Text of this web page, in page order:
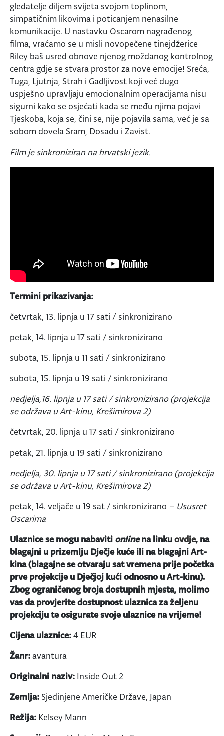
gledatelje diljem svijeta svojom toplinom,
simpatičnim likovima i poticanjem nenasilne
komunikacije. U nastavku Oscarom nagrađenog
filma, vraćamo se u misli novopečene tinejdžerice
Riley baš usred obnove njenog moždanog kontrolnog
centra gdje se stvara prostor za nove emocije! Sreća,
Tuga, Ljutnja, Strah i Gadljivost koji već dugo
uspješno upravljaju emocionalnim operacijama nisu
sigurni kako se osjećati kada se među njima pojavi
Tjeskoba, koja se, čini se, nije pojavila sama, već je sa
sobom dovela Sram, Dosadu i Zavist.
Film je sinkroniziran na hrvatski jezik.
Termini prikazivanja:
četvrtak, 13. lipnja u 17 sati / sinkronizirano
petak, 14. lipnja u 17 sati / sinkronizirano
subota, 15. lipnja u 11 sati / sinkronizirano
subota, 15. lipnja u 19 sati / sinkronizirano
nedjelja,16. lipnja u 17 sati / sinkronizirano (projekcija
se održava u Art-kinu, Krešimirova 2)
četvrtak, 20. lipnja u 17 sati / sinkronizirano
petak, 21. lipnja u 19 sati / sinkronizirano
nedjelja, 30. lipnja u 17 sati / sinkronizirano (projekcija
se održava u Art-kinu, Krešimirova 2)
petak, 14. veljače u 19 sat / sinkronizirano – Ususret
Oscarima
Ulaznice se mogu nabaviti onlinena linkuovdje, na
blagajni u prizemlju Dječje kuće ili na blagajni Art-
kina (blagajne se otvaraju sat vremena prije početka
prve projekcije u Dječjoj kući odnosno u Art-kinu).
Zbog ograničenog broja dostupnih mjesta, molimo
vas da provjerite dostupnost ulaznica za željenu
projekciju te osigurate svoje ulaznice na vrijeme!
Cijena ulaznice:4 EUR
Žanr:avantura
Originalni naziv: Inside Out 2
Zemlja: Sjedinjene Američke Države, Japan
Režija: Kelsey Mann